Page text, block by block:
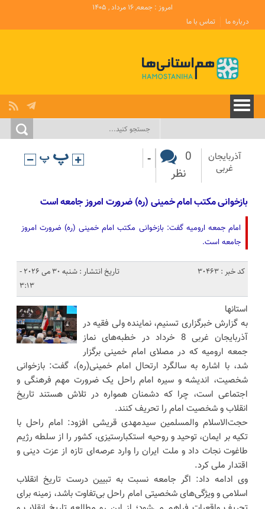
امروز : جمعه, ۱۶ مرداد , ۱۴۰۵
درباره ما
تماس با ما
آذربایجان
غربی
0
نظر
-
بازخوانی مکتب امام خمینی (ره) ضرورت امروز جامعه است
امام جمعه ارومیه گفت: بازخوانی مکتب امام خمینی (ره) ضرورت امروز
جامعه است.
کد خبر : 30463
تاریخ انتشار : شنبه 30 می 2026 -
3:13
استانها
به گزارش خبرگزاری تسنیم، نماینده ولی‌ فقیه در
آذربایجان‌ غربی 8 خرداد در خطبه‌های نماز
جمعه ارومیه که در مصلای امام خمینی برگزار
شد، با اشاره به سالگرد ارتحال امام خمینی(ره)، گفت: بازخوانی
شخصیت، اندیشه و سیره امام راحل یک ضرورت مهم فرهنگی و
اجتماعی است، چرا که دشمنان همواره در تلاش هستند تاریخ
انقلاب و شخصیت امام را تحریف کنند.
حجت‌الاسلام والمسلمین سیدمهدی قریشی افزود: امام راحل با
تکیه بر ایمان، توحید و روحیه استکبارستیزی، کشور را از سلطه رژیم
طاغوت نجات داد و ملت ایران را وارد عرصه‌ای تازه از عزت دینی و
اقتدار ملی کرد.
وی ادامه داد: اگر جامعه نسبت به تبیین درست تاریخ انقلاب
اسلامی و ویژگی‌های شخصیتی امام راحل بی‌تفاوت باشد، زمینه برای